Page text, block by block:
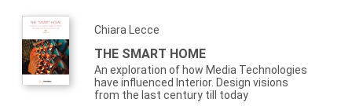
Chiara Lecce
THE SMART HOME
An exploration of how Media Technologies
have influenced Interior. Design visions
from the last century till today